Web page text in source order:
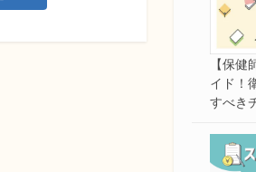
【保
イド！
すべき